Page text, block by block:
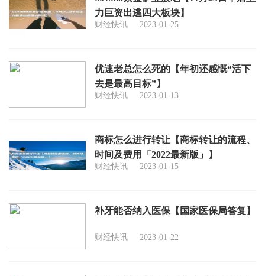
力巨资出逃四大板块】
财经快讯 2023-01-25
优速老总怎么死的【年初还感慨“活下
去是最高目标”】
财经快讯 2023-01-13
商标怎么进行转让【商标转让的流程、
时间及费用「2022最新版」】
财经快讯 2023-01-15
补牙能否纳入医保【国家医保局答复】
财经快讯 2023-01-22